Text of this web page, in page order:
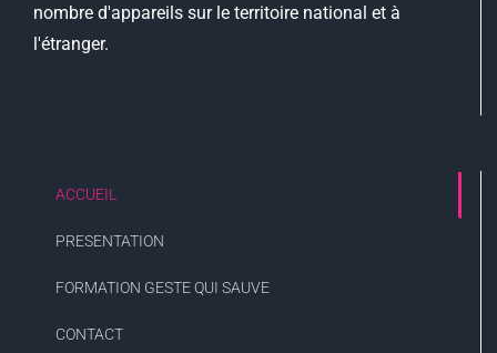
nombre d'appareils sur le territoire national et à
l'étranger.
ACCUEIL
PRESENTATION
FORMATION GESTE QUI SAUVE
CONTACT